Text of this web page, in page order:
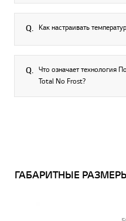
Q. Как настраивать
Q. Что означает технология
Total No Frost?
ГАБАРИТНЫЕ